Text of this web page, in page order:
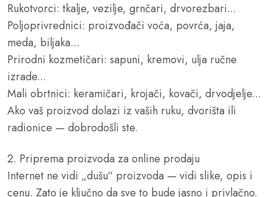
Rukotvorci: tkalje, vezilje, grnčari, drvorezbari...
Poljoprivrednici: proizvođači voća, povrća, jaja,
meda, biljaka...
Prirodni kozmetičari: sapuni, kremovi, ulja ručne
izrade...
Mali obrtnici: keramičari, krojači, kovači, drvodjelje...
Ako vaš proizvod dolazi iz vaših ruku, dvorišta ili
radionice — dobrodošli ste.
2. Priprema proizvoda za online prodaju
Internet ne vidi „dušu“ proizvoda — vidi slike, opis i
cenu. Zato je ključno da sve to bude jasno i privlačno.